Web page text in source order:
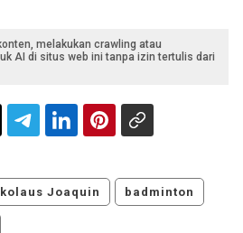
melakukan crawling atau
AI di situs web ini tanpa izin tertulis dari
Joaquin badminton